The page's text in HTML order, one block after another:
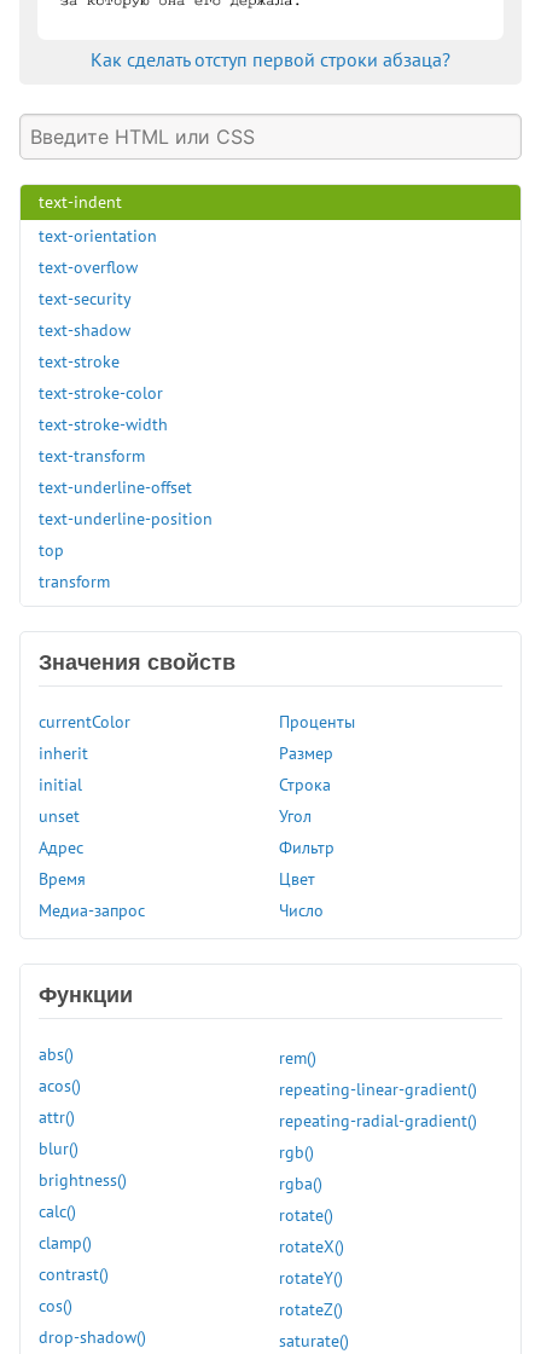
Как сделать отступ первой строки абзаца?
text-decoration-thickness
text-emphasis-color
text-emphasis-style
text-fill-color
text-indent
text-orientation
text-overflow
text-security
text-shadow
text-stroke
text-stroke-color
text-stroke-width
text-transform
text-underline-offset
text-underline-position
top
transform
transform-origin
transition
user-select
vertical-align
visibility
widows
width
word-break
word-spacing
word-wrap
writing-mode
z-index
zoom
Значения свойств
currentColor
inherit
initial
unset
Адрес
Время
Медиа-запрос
Проценты
Размер
Строка
Угол
Фильтр
Цвет
Число
Функции
abs()
acos()
attr()
blur()
brightness()
calc()
clamp()
contrast()
cos()
drop-shadow()
rem()
repeating-linear-gradient()
repeating-radial-gradient()
rgb()
rgba()
rotate()
rotateX()
rotateY()
rotateZ()
saturate()